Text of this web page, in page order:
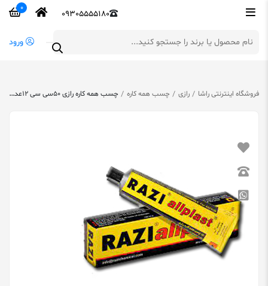
09305555180
0
ورود
فروشگاه اینترنتی راشا رازی چسب همه کاره چسب همه کاره رازی 50سی سی 12عددی